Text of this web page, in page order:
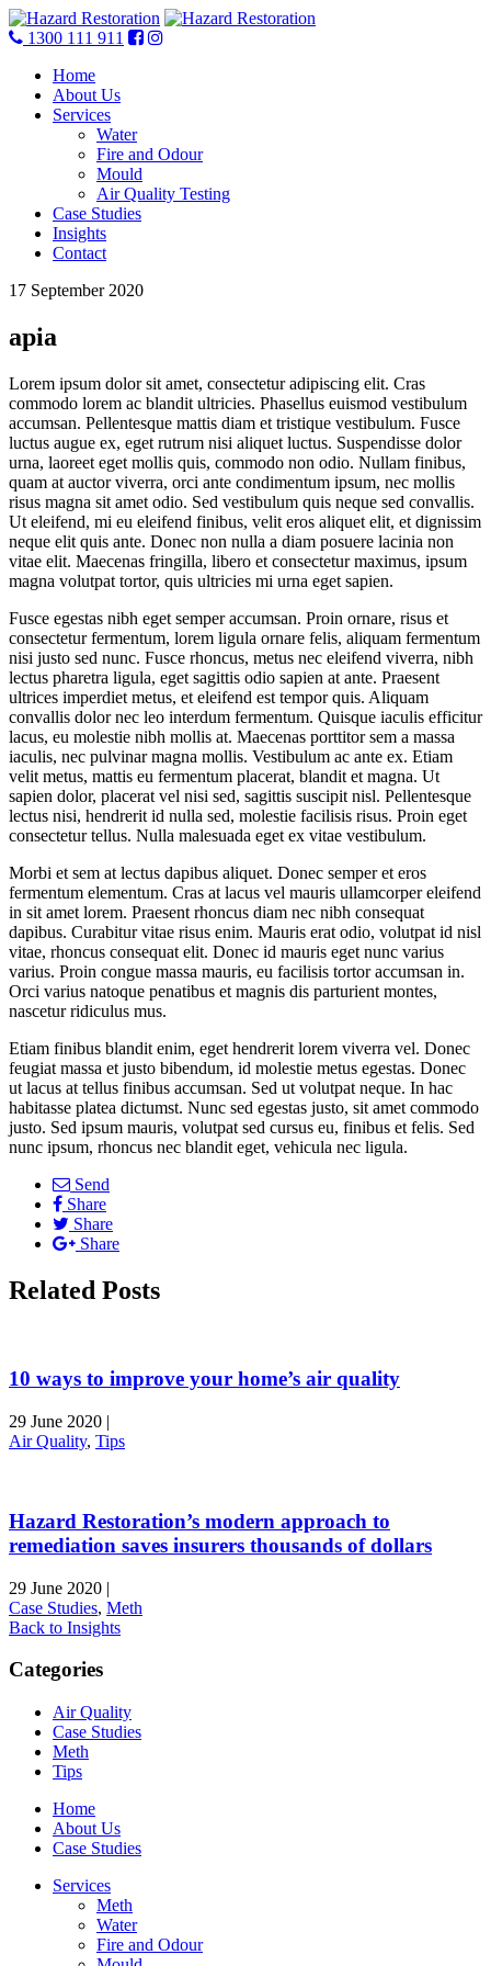
1300 111 911
Home
About Us
Services
Water
Fire and Odour
Mould
Air Quality Testing
Case Studies
Insights
Contact
17 September 2020
apia
Lorem ipsum dolor sit amet, consectetur adipiscing elit. Cras
commodo lorem ac blandit ultricies. Phasellus euismod vestibulum
accumsan. Pellentesque mattis diam et tristique vestibulum. Fusce
luctus augue ex, eget rutrum nisi aliquet luctus. Suspendisse dolor
urna, laoreet eget mollis quis, commodo non odio. Nullam finibus,
quam at auctor viverra, orci ante condimentum ipsum, nec mollis
risus magna sit amet odio. Sed vestibulum quis neque sed convallis.
Ut eleifend, mi eu eleifend finibus, velit eros aliquet elit, et dignissim
neque elit quis ante. Donec non nulla a diam posuere lacinia non
vitae elit. Maecenas fringilla, libero et consectetur maximus, ipsum
magna volutpat tortor, quis ultricies mi urna eget sapien.
Fusce egestas nibh eget semper accumsan. Proin ornare, risus et
consectetur fermentum, lorem ligula ornare felis, aliquam fermentum
nisi justo sed nunc. Fusce rhoncus, metus nec eleifend viverra, nibh
lectus pharetra ligula, eget sagittis odio sapien at ante. Praesent
ultrices imperdiet metus, et eleifend est tempor quis. Aliquam
convallis dolor nec leo interdum fermentum. Quisque iaculis efficitur
lacus, eu molestie nibh mollis at. Maecenas porttitor sem a massa
iaculis, nec pulvinar magna mollis. Vestibulum ac ante ex. Etiam
velit metus, mattis eu fermentum placerat, blandit et magna. Ut
sapien dolor, placerat vel nisi sed, sagittis suscipit nisl. Pellentesque
lectus nisi, hendrerit id nulla sed, molestie facilisis risus. Proin eget
consectetur tellus. Nulla malesuada eget ex vitae vestibulum.
Morbi et sem at lectus dapibus aliquet. Donec semper et eros
fermentum elementum. Cras at lacus vel mauris ullamcorper eleifend
in sit amet lorem. Praesent rhoncus diam nec nibh consequat
dapibus. Curabitur vitae risus enim. Mauris erat odio, volutpat id nisl
vitae, rhoncus consequat elit. Donec id mauris eget nunc varius
varius. Proin congue massa mauris, eu facilisis tortor accumsan in.
Orci varius natoque penatibus et magnis dis parturient montes,
nascetur ridiculus mus.
Etiam finibus blandit enim, eget hendrerit lorem viverra vel. Donec
feugiat massa et justo bibendum, id molestie metus egestas. Donec
ut lacus at tellus finibus accumsan. Sed ut volutpat neque. In hac
habitasse platea dictumst. Nunc sed egestas justo, sit amet commodo
justo. Sed ipsum mauris, volutpat sed cursus eu, finibus et felis. Sed
nunc ipsum, rhoncus nec blandit eget, vehicula nec ligula.
Send
Share
Share
Share
Related Posts
10 ways to improve your home’s air quality
29 June 2020 |
Air Quality, Tips
Hazard Restoration’s modern approach to
remediation saves insurers thousands of dollars
29 June 2020 |
Case Studies, Meth
Back to Insights
Categories
Air Quality
Case Studies
Meth
Tips
Home
About Us
Case Studies
Services
Meth
Water
Fire and Odour